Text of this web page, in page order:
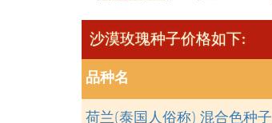
沙漠玫瑰种子价格如下:
品种名
荷兰(泰国人俗称) 混合色种子